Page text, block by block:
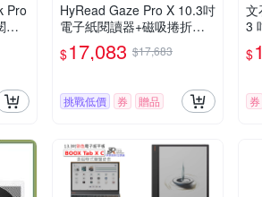
Pro
讀
HyRead Gaze Pro X 10.3吋
電子紙閱讀器+磁吸捲折套
(組合)
$17,083 $17,683
挑戰低價 券 贈品
文
3
$
券